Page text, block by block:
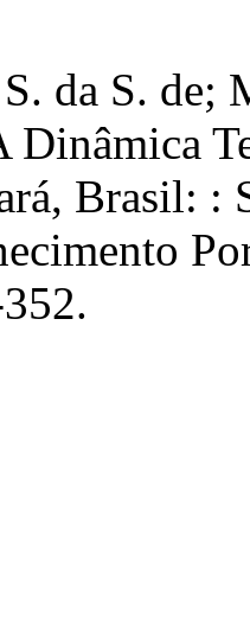
da S. de;
Dinâmica
Brasil: :